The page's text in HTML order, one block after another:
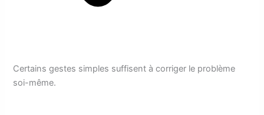
Certains gestes simples suffisent à corriger le problème
soi-même.